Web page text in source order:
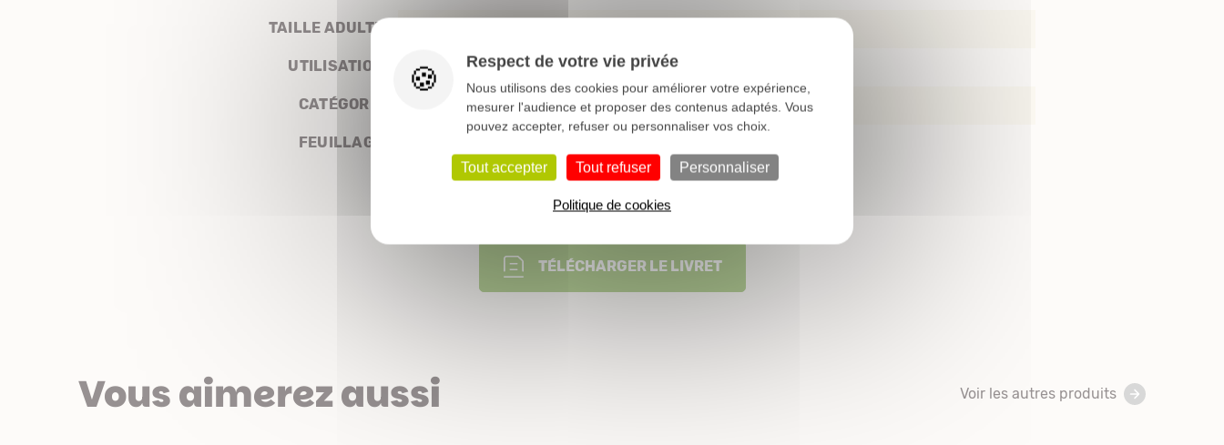
TAILLE ADULTE
UTILISATION Bac Isolé Massif
CATÉGORIE Conifères nain et rocaille
FEUILLAGE
Nos conseils pour vos plantations
TÉLÉCHARGER LE LIVRET
Vous aimerez aussi Voir les autres produits
Respect de votre vie privée
Nous utilisons des cookies pour améliorer votre expérience,
mesurer l'audience et proposer des contenus adaptés. Vous
pouvez accepter, refuser ou personnaliser vos choix.
Tout accepter Tout refuser Personnaliser
Politique de cookies